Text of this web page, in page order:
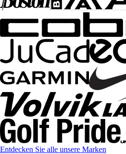
Entdecken Sie alle unsere Marken